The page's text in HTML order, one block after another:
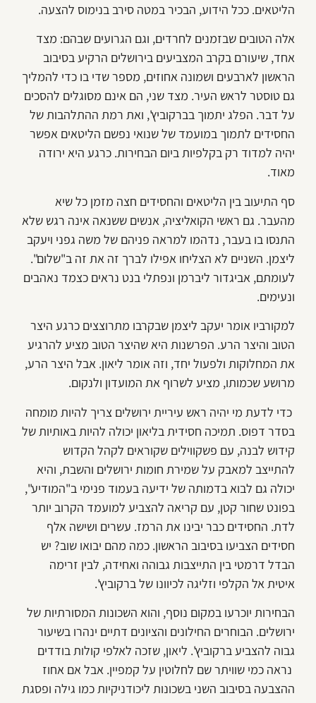
הליטאים. ככל הידוע, הבכיר במטה סירב בנימוס להצעה.
אלה הטובים שבזמנים לחרדים, וגם הגרועים שבהם: מצד
אחד, שיעורם בקרב המצביעים בירושלים הרקיע בסיבוב
הראשון לארבעים ושמונה אחוזים, מספר שדי בו כדי להמליך
גם טוסטר לראש העיר. מצד שני, הם אינם מסוגלים להסכים
על דבר. הפלג יתמוך בברקוביץ', ואת רמת ההתלהבות של
החסידים לתמוך במועמד של שנואי נפשם הליטאים אפשר
יהיה למדוד רק בקלפיות ביום הבחירות. כרגע היא ירודה
מאוד.
סף התיעוב בין הליטאים והחסידים חצה מזמן כל שיא
מהעבר. גם ראשי הקואליציה, אנשים ששנאה אינה רגש שלא
התנסו בו בעבר, נדהמו למראה פניהם של משה גפני ויעקב
ליצמן. השניים לא הצליחו אפילו לברך זה את זה ב"שלום".
לעומתם, אביגדור ליברמן ונפתלי בנט נראים כצמד נאהבים
ונעימים.
למקורביו אומר יעקב ליצמן שבקרבו מתרוצצים כרגע היצר
הטוב והיצר הרע. הפרשנות היא שהיצר הטוב מציע להרגיע
את המחלוקות ולפעול יחד, וזה אומר ליאון. אבל היצר הרע,
מרושע שכמותו, מציע לשרוף את המועדון ולנקום.
כדי לדעת מי יהיה ראש עיריית ירושלים צריך להיות מומחה
בסדר דפוס. תמיכה חסידית בליאון יכולה להיות באותיות של
קידוש לבנה, עם פשקווילים שקוראים לקהל הקדוש
להתייצב למאבק על שמירת חומות ירושלים והשבת, והיא
יכולה גם לבוא בדמותה של ידיעה בעמוד פנימי ב"המודיע",
בפונט שחור קטן, עם קריאה להצביע למועמד הקרוב יותר
לדת. החסידים כבר יבינו את הרמז. עשרים ושישה אלף
חסידים הצביעו בסיבוב הראשון. כמה מהם יבואו שוב? יש
הבדל דרמטי בין התייצבות גבוהה ואחידה, לבין זרימה
איטית אל הקלפי וזליגה לכיוונו של ברקוביץ'.
הבחירות יוכרעו במקום נוסף, והוא השכונות המסורתיות של
ירושלים. הבוחרים החילונים והציונים דתיים ינהרו בשיעור
גבוה להצביע ברקוביץ'. ליאון, שזכה לאלפי קולות בודדים
נראה כמי שוויתר שם לחלוטין על קמפיין. אבל אם אחוז
ההצבעה בסיבוב השני בשכונות ליכודניקיות כמו גילה ופסגת